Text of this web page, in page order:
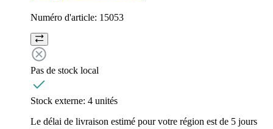
Numéro d'article: 15053
Pas de stock local
Stock externe: 4 unités
Le délai de livraison estimé pour votre région est de 5 jours